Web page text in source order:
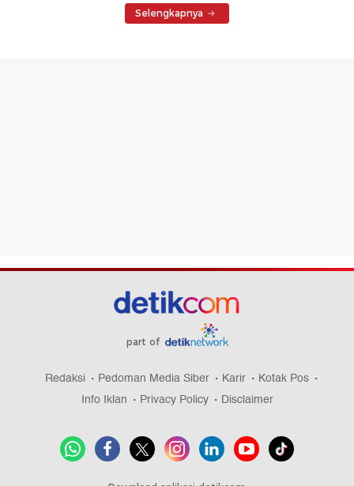
Selengkapnya
part of
Redaksi Pedoman Media Siber Karir
Kotak Pos
Info Iklan
Privacy Policy Disclaimer